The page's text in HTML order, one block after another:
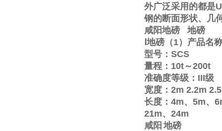
外广泛采用的都是U
钢的断面形状、几
咸阳地磅
地磅
地磅（1）产品名
型号： SCS
量程： 10t～200t
准确度等级： III级
宽度： 2m 2.2m
长度： 4m、 5m、
21m、 24m
咸阳 地磅